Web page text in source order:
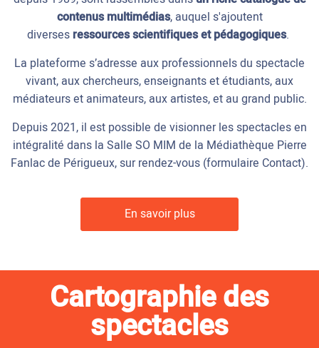
contenus multimédias, auquel s'ajoutent
diverses ressources scientifiques et pédagogiques.
La plateforme s’adresse aux professionnels du spectacle
vivant, aux chercheurs, enseignants et étudiants, aux
médiateurs et animateurs, aux artistes, et au grand public.
Depuis 2021, il est possible de visionner les spectacles en
intégralité dans la Salle SO MIM de la Médiathèque Pierre
Fanlac de Périgueux, sur rendez-vous (formulaire Contact).
En savoir plus
Cartographie des
spectacles